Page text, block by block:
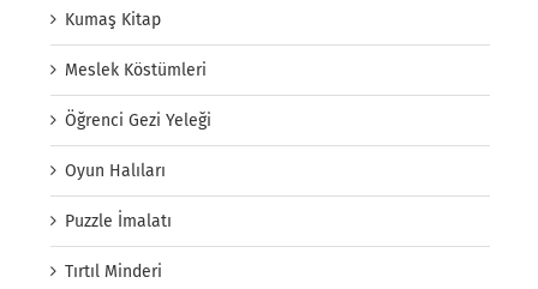
Kumaş Kitap
Meslek Köstümleri
Öğrenci Gezi Yeleği
Oyun Halıları
Puzzle İmalatı
Tırtıl Minderi